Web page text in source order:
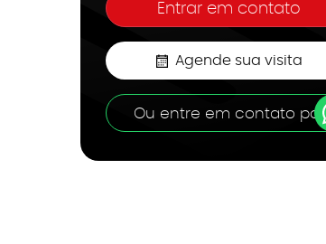
Agende sua visita
Ou entre em contato por